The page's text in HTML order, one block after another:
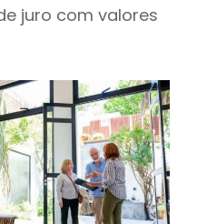
juro com valores